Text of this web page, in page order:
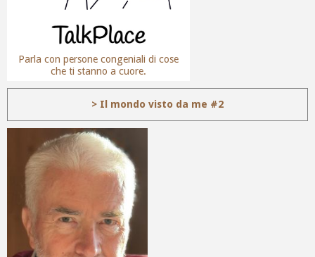
Parla con persone congeniali di cose
che ti stanno a cuore.
> Il mondo visto da me #2